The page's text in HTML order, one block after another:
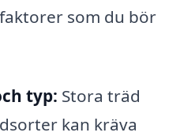
som du bör
typ: Stora träd
kan kräva